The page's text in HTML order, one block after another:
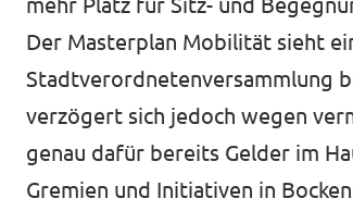
Nationale Teams in Europa
Volt im Römer
Kommunalwahl 2026
Unterstütz' uns!
Der Masterplan Mobilität sieht
Stadtverordnetenversammlung
verzögert sich jedoch wegen
genau dafür bereits Gelder im
Gremien und Initiativen in